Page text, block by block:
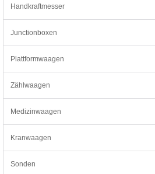
Handkraftmesser
Junctionboxen
Plattformwaagen
Zählwaagen
Medizinwaagen
Kranwaagen
Sonden